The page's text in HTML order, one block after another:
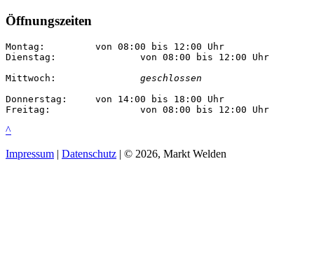
Öffnungszeiten
Montag:		von 08:00 bis 12:00 Uhr
Dienstag:		von 08:00 bis 12:00 Uhr
geschlossen
Donnerstag:	von 14:00 bis 18:00 Uhr
Freitag:		von 08:00 bis 12:00 Uhr
^
Impressum | Datenschutz | © 2026, Markt Welden